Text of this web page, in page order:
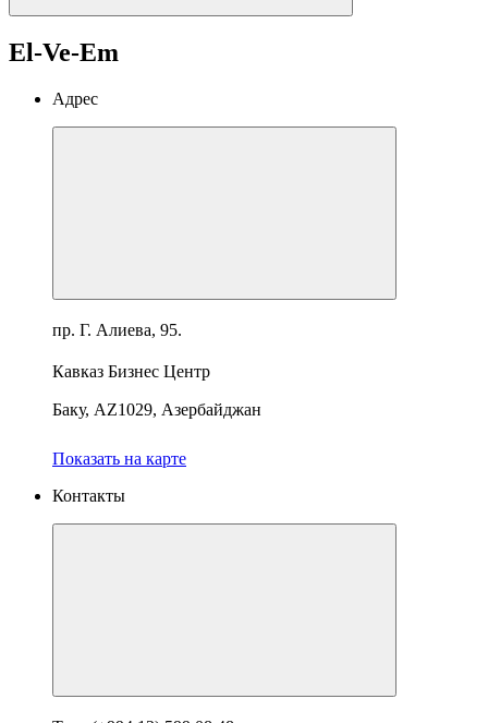
El-Ve-Em
Адрес
пр. Г. Алиева, 95.
Кавказ Бизнес Центр
Баку, AZ1029, Азербайджан
Показать на карте
Контакты